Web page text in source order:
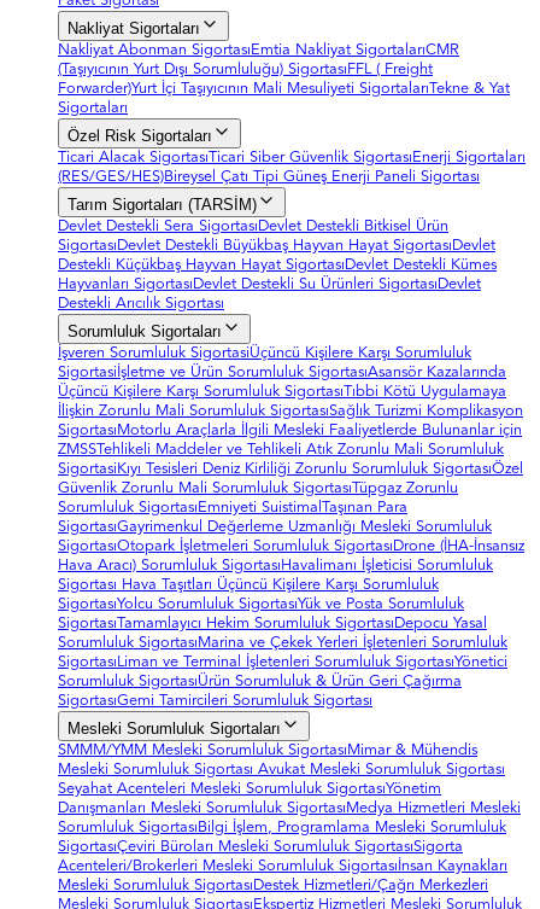
Nakliyat Sigortaları
Nakliyat Abonman Sigortası Emtia Nakliyat SigortalarıCMR
(Taşıyıcının Yurt Dışı Sorumluluğu) Sigortası FFL ( Freight
Forwarder)Yurt İçi Taşıyıcının Mali Mesuliyeti SigortalarıTekne & Yat
Sigortaları
Özel Risk Sigortaları
Ticari Alacak SigortasıTicari Siber Güvenlik Sigortası Enerji Sigortaları
(RES/GES/HES)Bireysel Çatı Tipi Güneş Enerji Paneli Sigortası
Tarım Sigortaları (TARSİM)
Devlet Destekli Sera Sigortası Devlet Destekli Bitkisel Ürün
Sigortası Devlet Destekli Büyükbaş Hayvan Hayat Sigortası Devlet
Destekli Küçükbaş Hayvan Hayat Sigortası Devlet Destekli Kümes
Hayvanları Sigortası Devlet Destekli Su Ürünleri Sigortası Devlet
Destekli Arıcılık Sigortası
Sorumluluk Sigortaları
İşveren Sorumluluk SigortasiÜçüncü Kişilere Karşı Sorumluluk
Sigortasi İşletme ve Ürün Sorumluluk SigortasıAsansör Kazalarında
Üçüncü Kişilere Karşı Sorumluluk SigortasıTıbbi Kötü Uygulamaya
İlişkin Zorunlu Mali Sorumluluk SigortasıSağlık Turizmi Komplikasyon
Sigortası Motorlu Araçlarla İlgili Mesleki Faaliyetlerde Bulunanlar için
ZMSSTehlikeli Maddeler ve Tehlikeli Atık Zorunlu Mali Sorumluluk
Sigortasi Kıyı Tesisleri Deniz Kirliliği Zorunlu Sorumluluk SigortasıÖzel
Güvenlik Zorunlu Mali Sorumluluk SigortasıTüpgaz Zorunlu
Sorumluluk Sigortası Emniyeti Suistimal Taşınan Para
SigortasıGayrimenkul Değerleme Uzmanlığı Mesleki Sorumluluk
SigortasıOtopark İşletmeleri Sorumluluk Sigortası Drone (İHA-İnsansız
Hava Aracı) Sorumluluk Sigortası Havalimanı İşleticisi Sorumluluk
Sigortası Hava Taşıtları Üçüncü Kişilere Karşı Sorumluluk
SigortasıYolcu Sorumluluk SigortasıYük ve Posta Sorumluluk
SigortasıTamamlayıcı Hekim Sorumluluk Sigortası Depocu Yasal
Sorumluluk Sigortası Marina ve Çekek Yerleri İşletenleri Sorumluluk
Sigortası Liman ve Terminal İşletenleri Sorumluluk SigortasıYönetici
Sorumluluk SigortasıÜrün Sorumluluk & Ürün Geri Çağırma
SigortasıGemi Tamircileri Sorumluluk Sigortası
Mesleki Sorumluluk Sigortaları
SMMM/YMM Mesleki Sorumluluk Sigortası Mimar & Mühendis
Mesleki Sorumluluk Sigortası Avukat Mesleki Sorumluluk Sigortası
Seyahat Acenteleri Mesleki Sorumluluk SigortasıYönetim
Danışmanları Mesleki Sorumluluk Sigortası Medya Hizmetleri Mesleki
Sorumluluk Sigortası Bilgi İşlem, Programlama Mesleki Sorumluluk
SigortasıÇeviri Büroları Mesleki Sorumluluk SigortasıSigorta
Acenteleri/Brokerleri Mesleki Sorumluluk Sigortası İnsan Kaynakları
Mesleki Sorumluluk Sigortası Destek Hizmetleri/Çağrı Merkezleri
Mesleki Sorumluluk Sigortası Ekspertiz Hizmetleri Mesleki Sorumluluk